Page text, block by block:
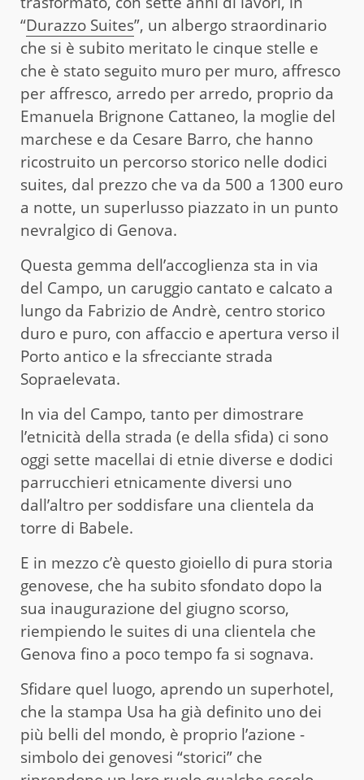
“Durazzo Suites”, un albergo straordinario
che si è subito meritato le cinque stelle e
che è stato seguito muro per muro, affresco
per affresco, arredo per arredo, proprio da
Emanuela Brignone Cattaneo, la moglie del
marchese e da Cesare Barro, che hanno
ricostruito un percorso storico nelle dodici
suites, dal prezzo che va da 500 a 1300 euro
a notte, un superlusso piazzato in un punto
nevralgico di Genova.
Questa gemma dell’accoglienza sta in via
del Campo, un caruggio cantato e calcato a
lungo da Fabrizio de Andrè, centro storico
duro e puro, con affaccio e apertura verso il
Porto antico e la sfrecciante strada
Sopraelevata.
In via del Campo, tanto per dimostrare
l’etnicità della strada (e della sfida) ci sono
oggi sette macellai di etnie diverse e dodici
parrucchieri etnicamente diversi uno
dall’altro per soddisfare una clientela da
torre di Babele.
E in mezzo c’è questo gioiello di pura storia
genovese, che ha subito sfondato dopo la
sua inaugurazione del giugno scorso,
riempiendo le suites di una clientela che
Genova fino a poco tempo fa si sognava.
Sfidare quel luogo, aprendo un superhotel,
che la stampa Usa ha già definito uno dei
più belli del mondo, è proprio l’azione ­
simbolo dei genovesi “storici” che